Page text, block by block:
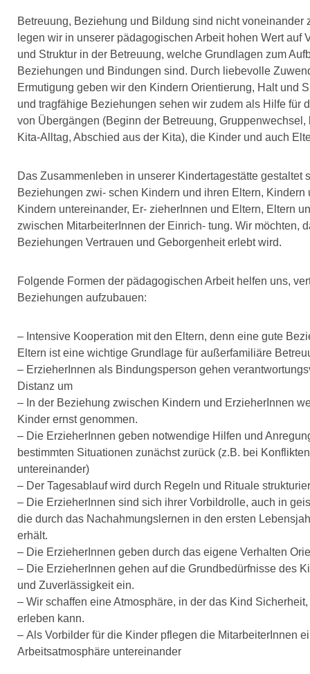
Betreuung, Beziehung und Bildung sind nicht voneinander
legen wir in unserer pädagogischen Arbeit hohen Wert auf
und Struktur in der Betreuung, welche Grundlagen zum
Beziehungen und Bindungen sind. Durch liebevolle
Ermutigung geben wir den Kindern Orientierung, Halt und
und tragfähige Beziehungen sehen wir zudem als Hilfe für
von Übergängen (Beginn der Betreuung,
Kita-Alltag, Abschied aus der Kita), die Kinder und auch
Das Zusammenleben in unserer Kindertagestätte gestaltet
Beziehungen zwi- schen Kindern und ihren Eltern, Kindern
Kindern untereinander, Er- zieherInnen und Eltern, Eltern
zwischen MitarbeiterInnen der Einrich- tung. Wir möchten,
Beziehungen Vertrauen und Geborgenheit erlebt wird.
Folgende Formen der pädagogischen Arbeit helfen uns,
Beziehungen aufzubauen:
– Intensive Kooperation mit den Eltern, denn eine gute
Eltern ist eine wichtige Grundlage für außerfamiliäre
– ErzieherInnen als Bindungsperson gehen
Distanz um
– In der Beziehung zwischen Kindern und ErzieherInnen
Kinder ernst genommen.
– Die ErzieherInnen geben notwendige Hilfen und
bestimmten Situationen zunächst zurück (z.B. bei
untereinander)
– Der Tagesablauf wird durch Regeln und Rituale
– Die ErzieherInnen sind sich ihrer Vorbildrolle, auch in
die durch das Nachahmungslernen in den ersten
erhält.
– Die ErzieherInnen geben durch das eigene Verhalten
– Die ErzieherInnen gehen auf die Grundbedürfnisse des
und Zuverlässigkeit ein.
– Wir schaffen eine Atmosphäre, in der das Kind
erleben kann.
– Als Vorbilder für die Kinder pflegen die MitarbeiterInnen
Arbeitsatmosphäre untereinander